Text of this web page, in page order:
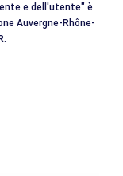
e dell'utente" è
Auvergne-Rhône-